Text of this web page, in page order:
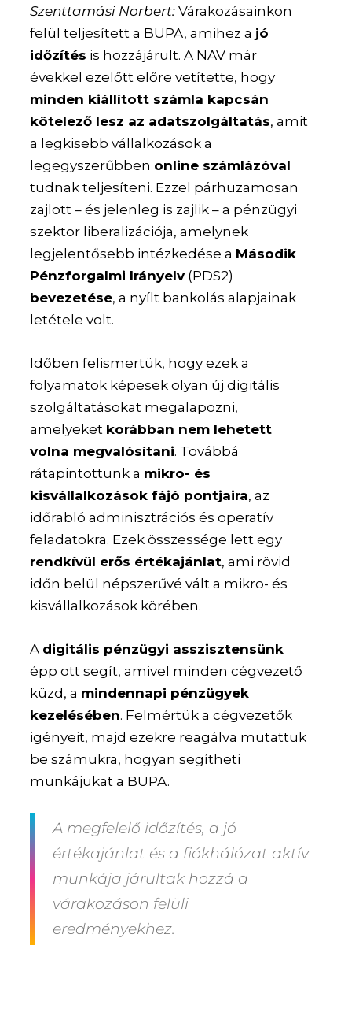
Szenttamási Norbert: Várakozásainkon
felül teljesített a BUPA, amihez a jó
időzítés is hozzájárult. A NAV már
évekkel ezelőtt előre vetítette, hogy
minden kiállított számla kapcsán
kötelező lesz az adatszolgáltatás, amit
a legkisebb vállalkozások a
legegyszerűbben online számlázóval
tudnak teljesíteni. Ezzel párhuzamosan
zajlott – és jelenleg is zajlik – a pénzügyi
szektor liberalizációja, amelynek
legjelentősebb intézkedése a Második
Pénzforgalmi Irányelv(PDS2)
bevezetése, a nyílt bankolás alapjainak
letétele volt.
Időben felismertük, hogy ezek a
folyamatok képesek olyan új digitális
szolgáltatásokat megalapozni,
amelyeket korábban nem lehetett
volna megvalósítani. Továbbá
rátapintottunk a mikro- és
kisvállalkozások fájó pontjaira, az
időrabló adminisztrációs és operatív
feladatokra. Ezek összessége lett egy
rendkívül erős értékajánlat, ami rövid
időn belül népszerűvé vált a mikro- és
kisvállalkozások körében.
A digitális pénzügyi asszisztensünk
épp ott segít, amivel minden cégvezető
küzd, a mindennapi pénzügyek
kezelésében. Felmértük a cégvezetők
igényeit, majd ezekre reagálva mutattuk
be számukra, hogyan segítheti
munkájukat a BUPA.
A megfelelő időzítés, a jó
értékajánlat és a fiókhálózat aktív
munkája járultak hozzá a
várakozáson felüli
eredményekhez.